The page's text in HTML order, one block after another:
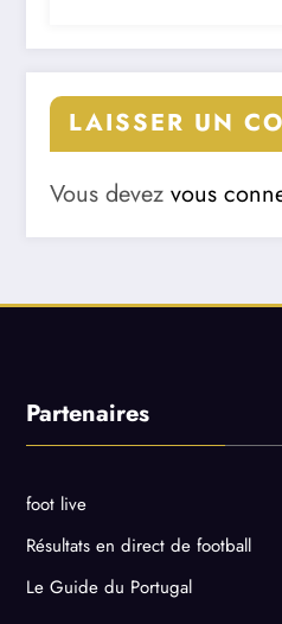
LAISSER UN
Vous devez vous
Partenaires
foot live
Résultats en direct de football
Le Guide du Portugal